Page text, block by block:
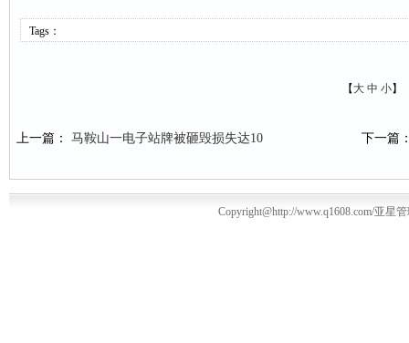
Tags：
【 大 中 小】
上一篇： 马鞍山一电子站牌被砸毁损失达10 下一篇
Copyright@http://www.q1608.com/亚星